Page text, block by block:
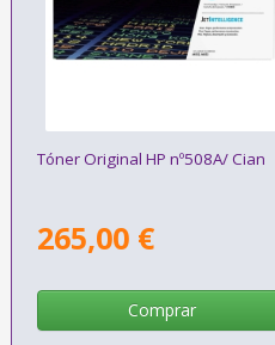
Tóner Original HP nº508A/ Cian
265,00 €
Comprar